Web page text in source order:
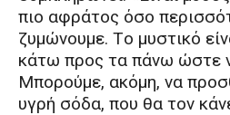
πιο αφράτος όσο
ζυμώνουμε. Tο μυστικό
κάτω προς τα πάνω ώστε
Mπορούμε, ακόμη, να
υγρή σόδα, που θα τον